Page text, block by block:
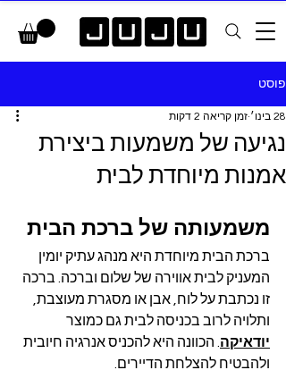
פוסט
נגיעה של משמעות ביצירת
אמנות מיוחדת לבית
28 בינו׳ זמן קריאה 2 דקות
משמעותה של ברכת הבית
ברכת הבית מיוחדת היא מנהג עתיק יומין
המעניק לבית אווירה של שלום וברכה. ברכה
זו נכתבת על לוח, אבן או מסגרת מעוצבת,
ותלויה לרוב בכניסה לבית גם כמוצר
יודאיקה . הכוונה היא להכניס אנרגיה חיובית
ולהבטיח להצלחת הדיירים.